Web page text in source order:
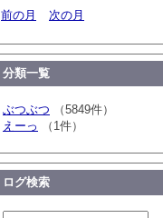
前の月
次の月
分類一覧
ぶつぶつ （5849件）
えーっ
（1件）
ログ検索